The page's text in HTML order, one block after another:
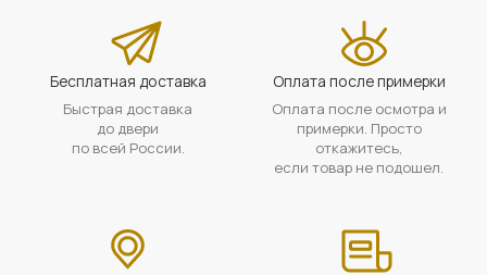
Бесплатная доставка
Быстрая доставка
до двери
по всей России.
Оплата после примерки
Оплата после осмотра и
примерки. Просто
откажитесь,
если товар не подошел.